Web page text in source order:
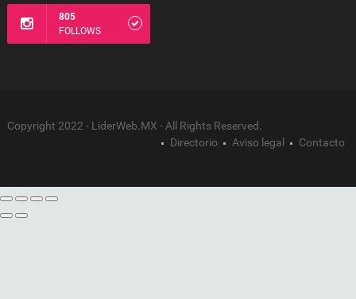
805
FOLLOWS
Copyright 2022 - LiderWeb.MX - All Rights Reserved.
Directorio
Aviso legal Contacto